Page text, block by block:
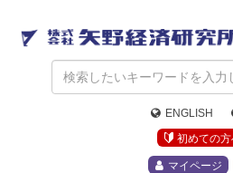
ENGLISH
初めての
マイページ